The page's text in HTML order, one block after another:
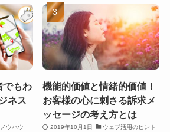
でもわ
ネス
ウハウ
機能的価値と情緒的価値！
お客様の心に刺さる訴求メ
ッセージの考え方とは
2019年10月1日 ウェブ活用のヒント